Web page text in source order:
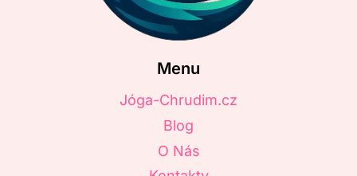
Menu
Jóga-Chrudim.cz
Blog
O Nás